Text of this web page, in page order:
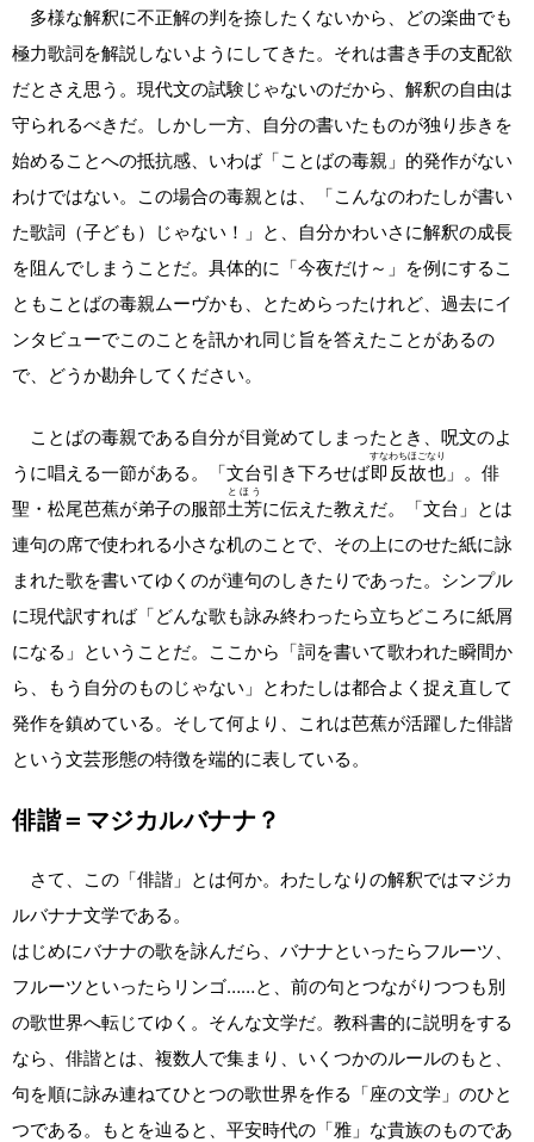
多様な解釈に不正解の判を捺したくないから、どの楽曲でも
極力歌詞を解説しないようにしてきた。それは書き手の支配欲
だとさえ思う。現代文の試験じゃないのだから、解釈の自由は
守られるべきだ。しかし一方、自分の書いたものが独り歩きを
始めることへの抵抗感、いわば「ことばの毒親」的発作がない
わけではない。この場合の毒親とは、「こんなのわたしが書い
た歌詞（子ども）じゃない！」と、自分かわいさに解釈の成長
を阻んでしまうことだ。具体的に「今夜だけ～」を例にするこ
ともことばの毒親ムーヴかも、とためらったけれど、過去にイ
ンタビューでこのことを訊かれ同じ旨を答えたことがあるの
で、どうか勘弁してください。
ことばの毒親である自分が目覚めてしまったとき、呪文のよ
うに唱える一節がある。「文台引き下ろせば即反故也
すなわちほごなり
」。俳
聖・松尾芭蕉が弟子の服部土芳
とほう
に伝えた教えだ。「文台」とは
連句の席で使われる小さな机のことで、その上にのせた紙に詠
まれた歌を書いてゆくのが連句のしきたりであった。シンプル
に現代訳すれば「どんな歌も詠み終わったら立ちどころに紙屑
になる」ということだ。ここから「詞を書いて歌われた瞬間か
ら、もう自分のものじゃない」とわたしは都合よく捉え直して
発作を鎮めている。そして何より、これは芭蕉が活躍した俳諧
という文芸形態の特徴を端的に表している。
俳諧＝マジカルバナナ？
さて、この「俳諧」とは何か。わたしなりの解釈ではマジカ
ルバナナ文学である。
はじめにバナナの歌を詠んだら、バナナといったらフルーツ、
フルーツといったらリンゴ……と、前の句とつながりつつも別
の歌世界へ転じてゆく。そんな文学だ。教科書的に説明をする
なら、俳諧とは、複数人で集まり、いくつかのルールのもと、
句を順に詠み連ねてひとつの歌世界を作る「座の文学」のひと
つである。もとを辿ると、平安時代の「雅」な貴族のものであ